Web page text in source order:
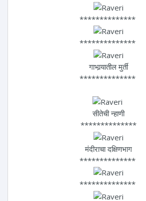
**************
**************
गाभार्‍यातील मुर्ती
**************
सीतेची न्हाणी
**************
मंदीराचा दक्षिणभाग
**************
**************